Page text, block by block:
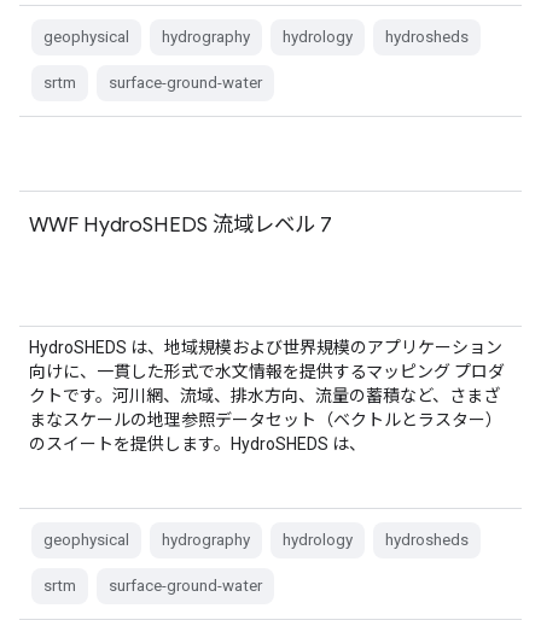
geophysical hydrography hydrology hydrosheds
srtm surface-ground-water
WWF HydroSHEDS 流域レベル 7
HydroSHEDS は、地域規模および世界規模のアプリケーション
向けに、一貫した形式で水文情報を提供するマッピング プロダ
クトです。河川網、流域、排水方向、流量の蓄積など、さまざ
まなスケールの地理参照データセット（ベクトルとラスター）
のスイートを提供します。HydroSHEDS は、
geophysical hydrography hydrology hydrosheds
srtm surface-ground-water